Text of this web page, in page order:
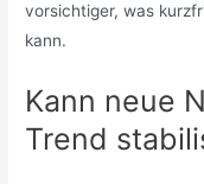
vorsichtiger, was
kann.
Kann neue
Trend